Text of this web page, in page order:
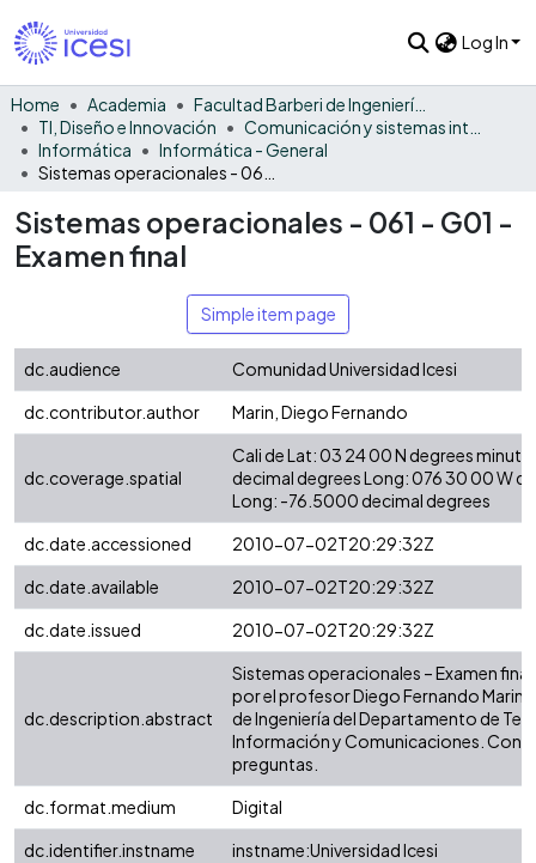
Log In
Home Academia
Facultad Barberi de Ingeniería, Diseño y Ciencias Aplicadas
TI, Diseño e Innovación
Informática
Informática - General
Sistemas operacionales - 061 - G01 -
Examen final
Simple item page
dc.audience
Comunidad Universidad Icesi
dc.contributor.author
Marin, Diego Fernando
dc.coverage.spatial
Cali de Lat: 03 24 00 N degrees
decimal degrees Long: 076 30 00 W
Long: -76.5000 decimal degrees
dc.date.accessioned
2010-07-02T20:29:32Z
dc.date.available
2010-07-02T20:29:32Z
dc.date.issued
2010-07-02T20:29:32Z
dc.description.abstract
Sistemas operacionales – Examen
por el profesor Diego Fernando Marin
de Ingeniería del Departamento de
Información y Comunicaciones.
preguntas.
dc.format.medium
Digital
dc.identifier.instname
instname:Universidad Icesi